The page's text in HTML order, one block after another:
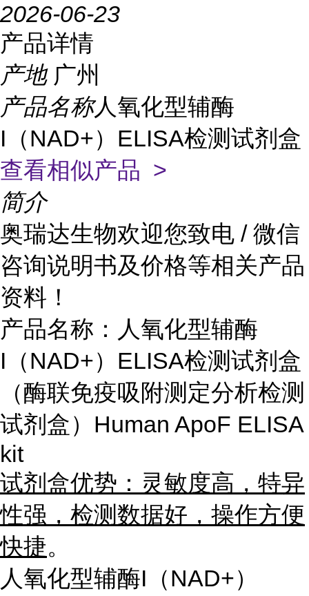
2026-06-23
产品详情
产地 广州
产品名称人氧化型辅酶
I（NAD+）ELISA检测试剂盒
查看相似产品 >
简介
奥瑞达生物欢迎您致电 / 微信
咨询说明书及价格等相关产品
资料！
产品名称：人氧化型辅酶
I（NAD+）ELISA检测试剂盒
（酶联免疫吸附测定分析检测
试剂盒）Human ApoF ELISA
kit
试剂盒优势：灵敏度高，特异
性强，检测数据好，操作方便
快捷。
人氧化型辅酶I（NAD+）